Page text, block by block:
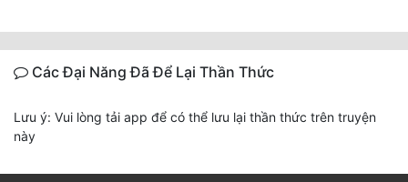
Các Đại Năng Đã Để Lại Thần Thức
Lưu ý: Vui lòng tải app để có thể lưu lại thần thức trên truyện
này